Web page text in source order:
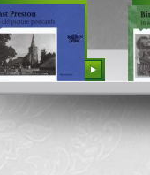
Bestellen